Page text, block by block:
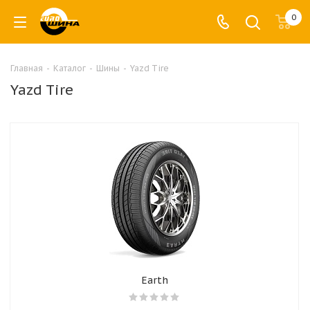
0
Главная - Каталог - Шины - Yazd Tire
Yazd Tire
Earth